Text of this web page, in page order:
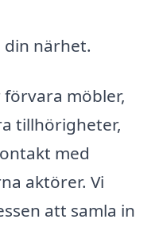
närhet.
möbler,
tillhörigheter,
med
aktörer. Vi
att samla in